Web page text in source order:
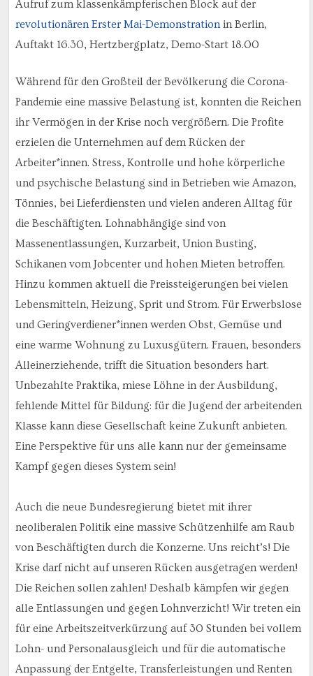
Aufruf zum klassenkämpferischen Block auf der
revolutionären Erster Mai-Demonstrationin Berlin,
Auftakt 16.30, Hertzbergplatz, Demo-Start 18.00
Während für den Großteil der Bevölkerung die Corona-
Pandemie eine massive Belastung ist, konnten die Reichen
ihr Vermögen in der Krise noch vergrößern. Die Profite
erzielen die Unternehmen auf dem Rücken der
Arbeiter*innen. Stress, Kontrolle und hohe körperliche
und psychische Belastung sind in Betrieben wie Amazon,
Tönnies, bei Lieferdiensten und vielen anderen Alltag für
die Beschäftigten. Lohnabhängige sind von
Massenentlassungen, Kurzarbeit, Union Busting,
Schikanen vom Jobcenter und hohen Mieten betroffen.
Hinzu kommen aktuell die Preissteigerungen bei vielen
Lebensmitteln, Heizung, Sprit und Strom. Für Erwerbslose
und Geringverdiener*innen werden Obst, Gemüse und
eine warme Wohnung zu Luxusgütern. Frauen, besonders
Alleinerziehende, trifft die Situation besonders hart.
Unbezahlte Praktika, miese Löhne in der Ausbildung,
fehlende Mittel für Bildung: für die Jugend der arbeitenden
Klasse kann diese Gesellschaft keine Zukunft anbieten.
Eine Perspektive für uns alle kann nur der gemeinsame
Kampf gegen dieses System sein!
Auch die neue Bundesregierung bietet mit ihrer
neoliberalen Politik eine massive Schützenhilfe am Raub
von Beschäftigten durch die Konzerne. Uns reicht’s! Die
Krise darf nicht auf unseren Rücken ausgetragen werden!
Die Reichen sollen zahlen! Deshalb kämpfen wir gegen
alle Entlassungen und gegen Lohnverzicht! Wir treten ein
für eine Arbeitszeitverkürzung auf 30 Stunden bei vollem
Lohn- und Personalausgleich und für die automatische
Anpassung der Entgelte, Transferleistungen und Renten